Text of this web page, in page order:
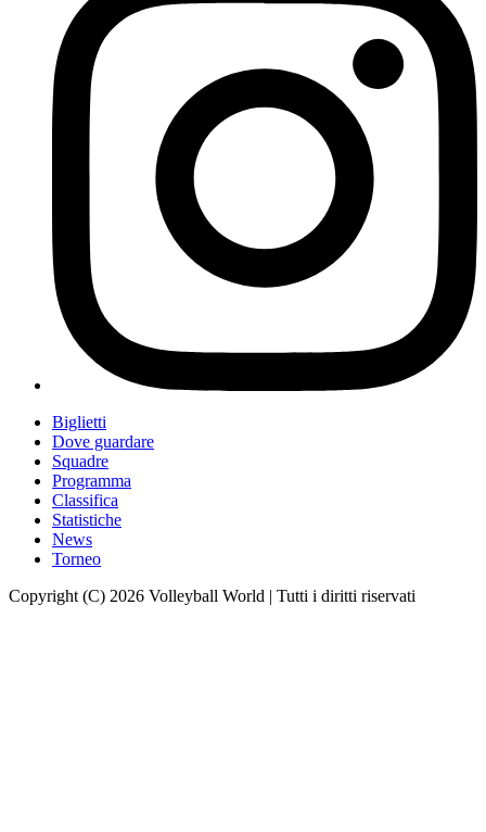
Biglietti
Dove guardare
Squadre
Programma
Classifica
Statistiche
News
Torneo
Copyright (C) 2026 Volleyball World | Tutti i diritti riservati